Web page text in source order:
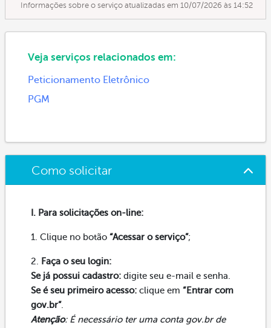
Informações sobre o serviço atualizadas em 10/07/2026 às 14:52
Veja serviços relacionados em:
Peticionamento Eletrônico
PGM
Como solicitar
I. Para solicitações on-line:
1. Clique no botão “Acessar o serviço”;
2.
Faça o seu login:
Se já possui cadastro: digite seu e-mail e senha.
Se é seu primeiro acesso: clique em “Entrar com
gov.br”.
Atenção: É necessário ter uma conta gov.br de